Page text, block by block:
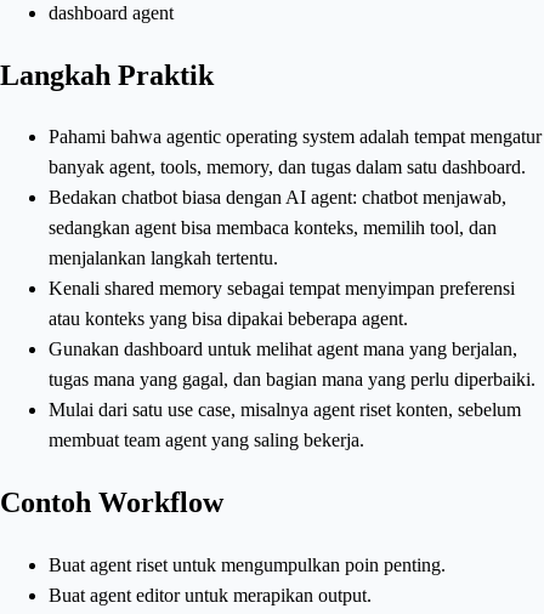
dashboard agent
Langkah Praktik
Pahami bahwa agentic operating system adalah tempat mengatur
banyak agent, tools, memory, dan tugas dalam satu dashboard.
Bedakan chatbot biasa dengan AI agent: chatbot menjawab,
sedangkan agent bisa membaca konteks, memilih tool, dan
menjalankan langkah tertentu.
Kenali shared memory sebagai tempat menyimpan preferensi
atau konteks yang bisa dipakai beberapa agent.
Gunakan dashboard untuk melihat agent mana yang berjalan,
tugas mana yang gagal, dan bagian mana yang perlu diperbaiki.
Mulai dari satu use case, misalnya agent riset konten, sebelum
membuat team agent yang saling bekerja.
Contoh Workflow
Buat agent riset untuk mengumpulkan poin penting.
Buat agent editor untuk merapikan output.